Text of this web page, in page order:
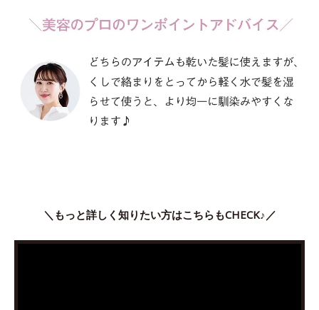
＼もっと詳しく知りたい方はこちらもCHECK♪／